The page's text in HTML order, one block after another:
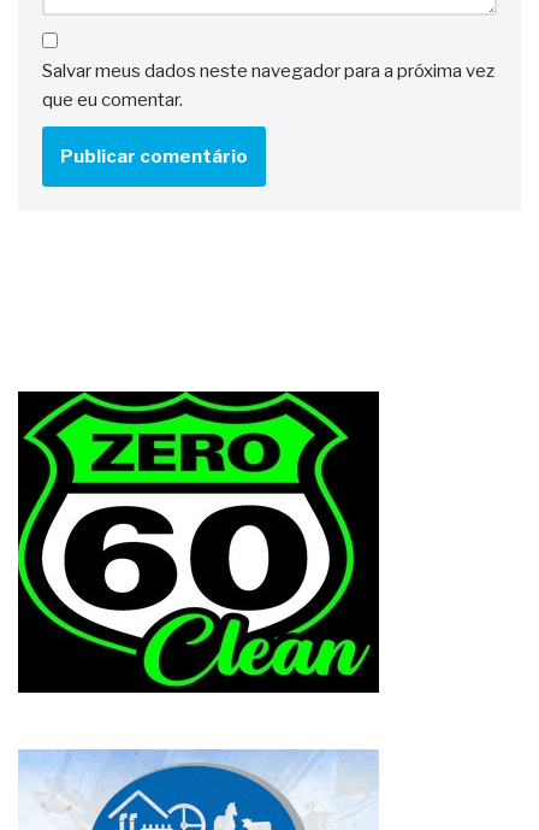
Salvar meus dados neste navegador para a próxima vez
que eu comentar.